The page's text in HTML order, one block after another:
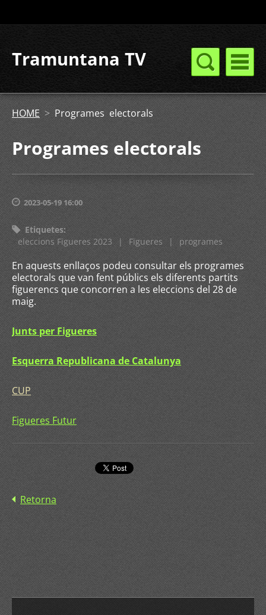
Tramuntana TV
HOME > Programes electorals
Programes electorals
2023-05-19 16:00
Etiquetes:
eleccions Figueres 2023
| Figueres | programes
En aquests enllaços podeu consultar els programes
electorals que van fent públics els diferents partits
figuerencs que concorren a les eleccions del 28 de
maig.
Junts per Figueres
Esquerra Republicana de Catalunya
CUP
Figueres Futur
Retorna